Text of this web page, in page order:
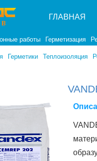
ГЛАВНАЯ
работы Герметизация
Герметики Теплоизоляция